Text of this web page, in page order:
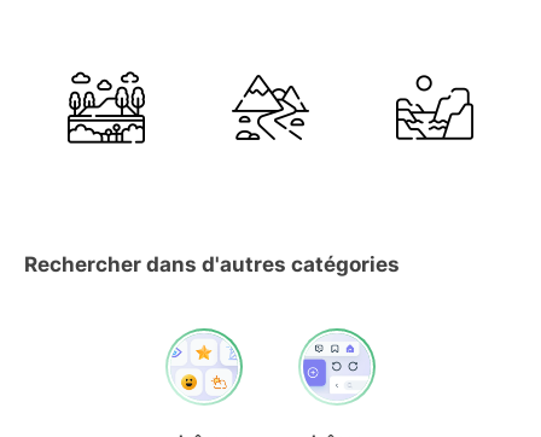
Rechercher dans d'autres catégories